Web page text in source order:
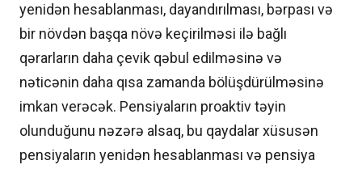
yenidən hesablanması, dayandırılması, bərpası və
bir növdən başqa növə keçirilməsi ilə bağlı
qərarların daha çevik qəbul edilməsinə və
nəticənin daha qısa zamanda bölüşdürülməsinə
imkan verəcək. Pensiyaların proaktiv təyin
olunduğunu nəzərə alsaq, bu qaydalar xüsusən
pensiyaların yenidən hesablanması və pensiya